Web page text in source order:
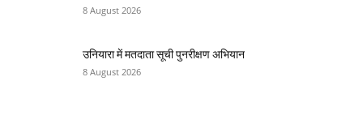
8 August 2026
उनियारा में मतदाता सूची पुनरीक्षण अभियान
8 August 2026